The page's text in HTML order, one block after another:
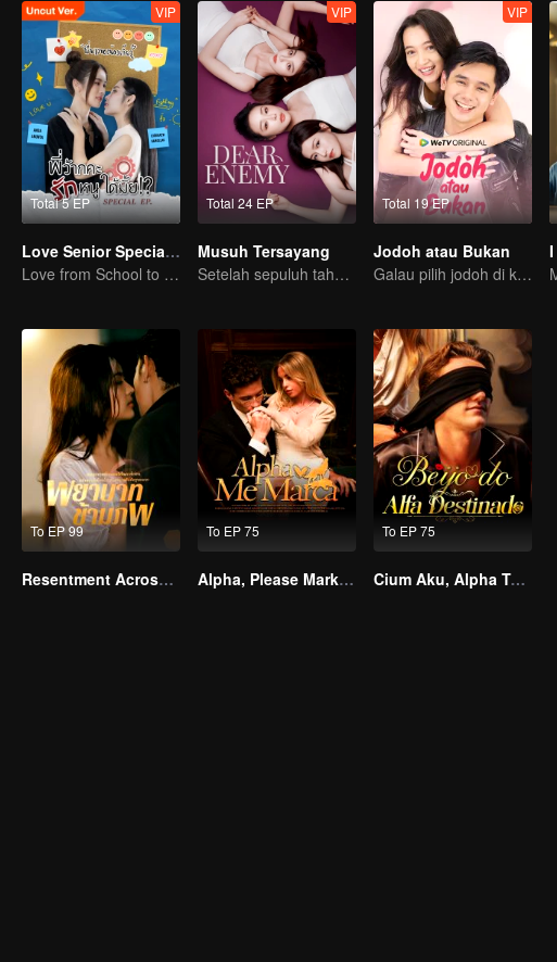
Total 5 EP
VIP
Love Senior Special Episode （Uncut Ver.)
Love from School to Workplace
Total 24 EP
VIP
Musuh Tersayang
Setelah sepuluh tahun, sahabat sejoli ini bertemu kembali..
Total 19 EP
VIP
Jodoh atau Bukan
Galau pilih jodoh di kota kecil
To EP 99
Resentment Across Worlds
To EP 75
Alpha, Please Mark Me
To EP 75
Cium Aku, Alpha Takdirku